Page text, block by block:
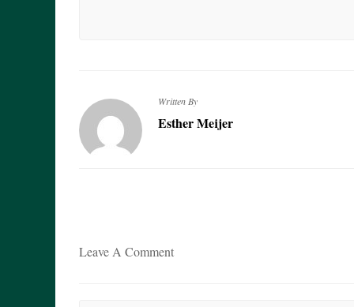
Written By
Esther Meijer
Leave A Comment